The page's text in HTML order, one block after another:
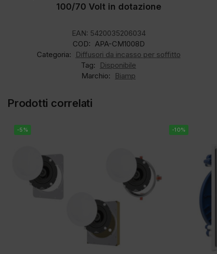
100/70 Volt in dotazione
EAN: 5420035206034
COD: APA-CM1008D
Categoria:
Diffusori da incasso per soffitto
Tag:
Disponibile
Marchio:
Biamp
Prodotti correlati
-5% -10%